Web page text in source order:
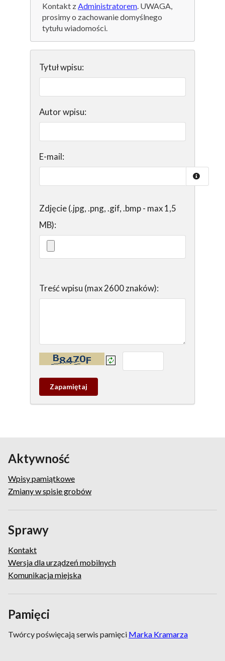
Kontakt zAdministratorem. UWAGA,
prosimy o zachowanie domyślnego
tytułu wiadomości.
Tytuł wpisu:
Autor wpisu:
E-mail:
Zdjęcie (.jpg, .png, .gif, .bmp - max 1,5
MB):
Treść wpisu (max 2600 znaków):
Kontrola - wprowadź tekst z obrazka:
Zapamietaj
wpis
Aktywność
Wpisy pamiątkowe
Zmiany w spisie grobów
Sprawy
Kontakt
Wersja dla urządzeń mobilnych
Komunikacja miejska
Pamięci
Twórcy poświęcają serwis pamięci Marka Kramarza